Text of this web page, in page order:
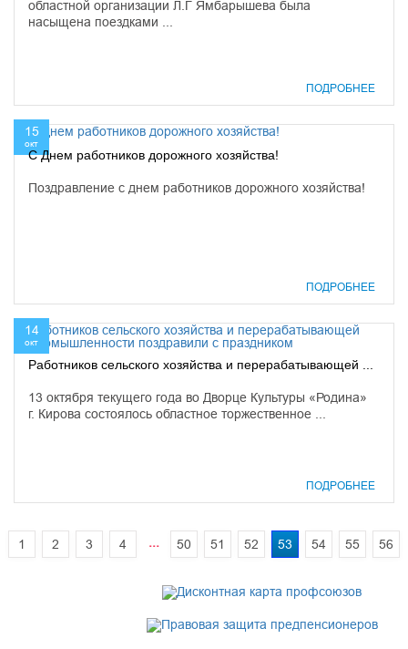
областной организации Л.Г Ямбарышева была
насыщена поездками ...
ПОДРОБНЕЕ
15
окт
С Днем работников дорожного хозяйства!
Поздравление с днем работников дорожного хозяйства!
ПОДРОБНЕЕ
14
окт
Работников сельского хозяйства и перерабатывающей ...
13 октября текущего года во Дворце Культуры «Родина»
г. Кирова состоялось областное торжественное ...
ПОДРОБНЕЕ
1 2 3 4 ... 50 51 52 53 54 55 56